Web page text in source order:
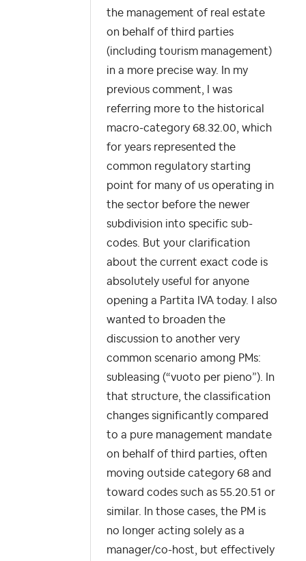
the management of real estate
on behalf of third parties
(including tourism management)
in a more precise way. In my
previous comment, I was
referring more to the historical
macro-category 68.32.00, which
for years represented the
common regulatory starting
point for many of us operating in
the sector before the newer
subdivision into specific sub-
codes. But your clarification
about the current exact code is
absolutely useful for anyone
opening a Partita IVA today. I also
wanted to broaden the
discussion to another very
common scenario among PMs:
subleasing (“vuoto per pieno”). In
that structure, the classification
changes significantly compared
to a pure management mandate
on behalf of third parties, often
moving outside category 68 and
toward codes such as 55.20.51 or
similar. In those cases, the PM is
no longer acting solely as a
manager/co-host, but effectively